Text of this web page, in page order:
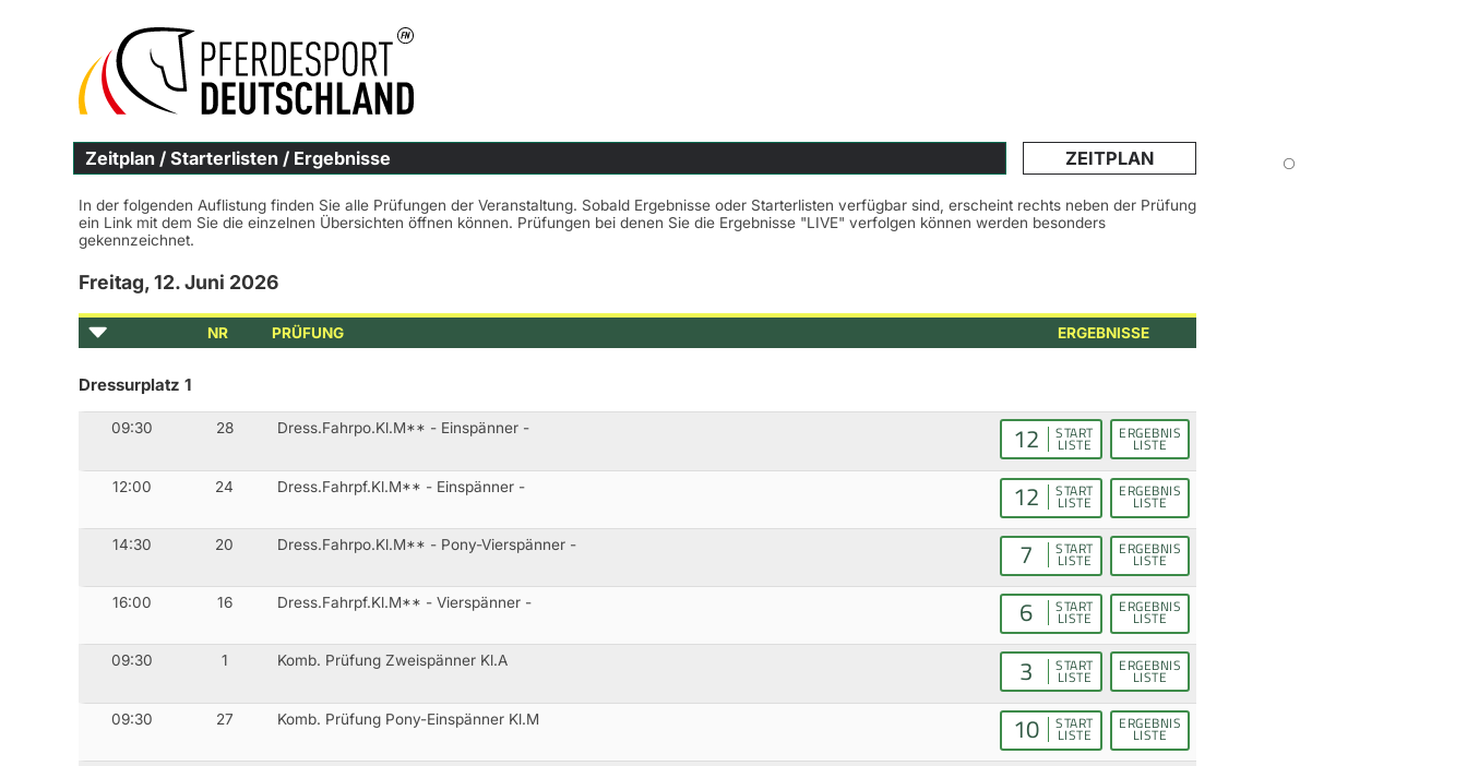
Zeitplan / Starterlisten / Ergebnisse ZEITPLAN
In der folgenden Auflistung finden Sie alle Prüfungen der Veranstaltung. Sobald Ergebnisse oder Starterlisten verfügbar sind, erscheint rechts neben der Prüfung
ein Link mit dem Sie die einzelnen Übersichten öffnen können. Prüfungen bei denen Sie die Ergebnisse "LIVE" verfolgen können werden besonders
gekennzeichnet.
Freitag, 12. Juni 2026
NR PRÜFUNG ERGEBNISSE
Dressurplatz 1
09:30 28 Dress.Fahrpo.Kl.M** - Einspänner - 12 START
LISTE
ERGEBNIS
LISTE
12:00 24 Dress.Fahrpf.Kl.M** - Einspänner - 12 START
LISTE
ERGEBNIS
LISTE
14:30 20 Dress.Fahrpo.Kl.M** - Pony-Vierspänner - 7 START
LISTE
ERGEBNIS
LISTE
16:00 16 Dress.Fahrpf.Kl.M** - Vierspänner - 6 START
LISTE
ERGEBNIS
LISTE
09:30 1 Komb. Prüfung Zweispänner Kl.A 3 START
LISTE
ERGEBNIS
LISTE
09:30 27 Komb. Prüfung Pony-Einspänner Kl.M 10 START
LISTE
ERGEBNIS
LISTE